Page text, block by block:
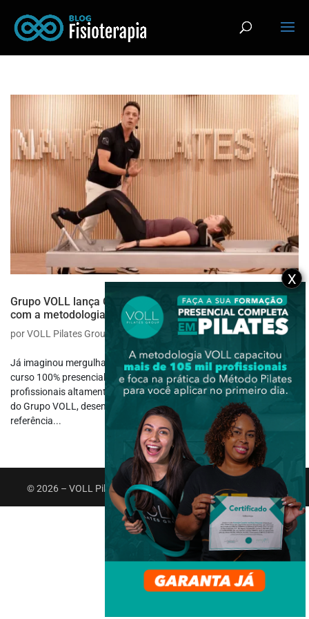
Grupo VOLL lança Curso de Pilates Clássico Presencial
com a metodologia de Rodrigo Nanô
porVOLL Pilates Group maio 9, 2025 |Carreira ,Cursos e Eventos
Já imaginou mergulhar no universo do Pilates Clássico em um
curso 100% presencial, com vivência prática e acompanhamento de
profissionais altamente qualificados? O Curso de Pilates Clássico
do Grupo VOLL, desenvolvido com a metodologia de Rodrigo Nanô,
referência...
© 2026 – VOLL Pilates Group. Todos os direitos reservados.
X